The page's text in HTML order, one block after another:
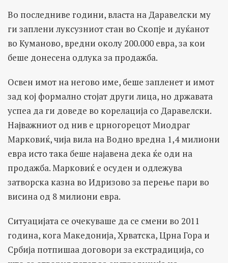
Во последниве години, власта на Даравелски му
ги заплени луксузниот стан во Скопје и дуќанот
во Куманово, вредни околу 200.000 евра, за кои
беше донесена одлука за продажба.
Освен имот на негово име, беше запленет и имот
зад кој формално стојат други лица, но државата
успеа да ги доведе во корелација со Даравелски.
Најважниот од нив е црногорецот Миодраг
Марковиќ, чија вила на Водно вредна 1,4 милиони
евра исто така беше најавена дека ќе оди на
продажба. Марковиќ е осуден и одлежува
затворска казна во Идризово за перење пари во
висина од 8 милиони евра.
Ситуацијата се очекуваше да се смени во 2011
година, кога Македонија, Хрватска, Црна Гора и
Србија потпишаа договори за екстрадиција, со